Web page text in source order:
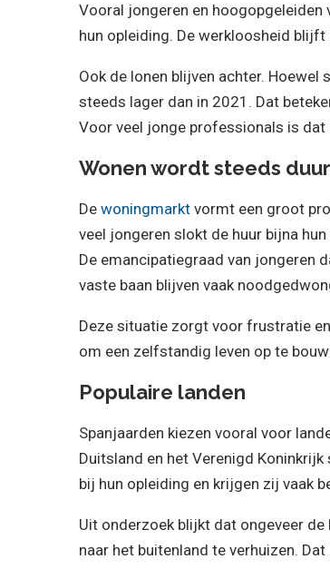
Vooral jongeren en hoogopgeleiden
hun opleiding. De werkloosheid
Ook de lonen blijven achter.
steeds lager dan in 2021. Dat
Voor veel jonge professionals is dat
Wonen wordt steeds
De woningmarkt vormt een groot
veel jongeren slokt de huur bijna
De emancipatiegraad van jongeren
vaste baan blijven vaak
Deze situatie zorgt voor frustratie
om een zelfstandig leven op te
Populaire landen
Spanjaarden kiezen vooral voor
Duitsland en het Verenigd
bij hun opleiding en krijgen zij vaak
Uit onderzoek blijkt dat ongeveer
naar het buitenland te verhuizen.